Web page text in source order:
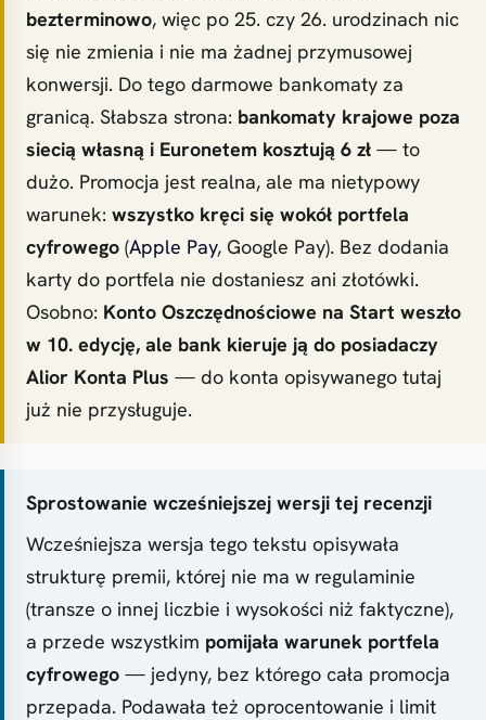
bezterminowo, więc po 25. czy 26. urodzinach nic
się nie zmienia i nie ma żadnej przymusowej
konwersji. Do tego darmowe bankomaty za
granicą. Słabsza strona: bankomaty krajowe poza
siecią własną i Euronetem kosztują 6 zł — to
dużo. Promocja jest realna, ale ma nietypowy
warunek: wszystko kręci się wokół portfela
cyfrowego (Apple Pay, Google Pay). Bez dodania
karty do portfela nie dostaniesz ani złotówki.
Osobno: Konto Oszczędnościowe na Start weszło
w 10. edycję, ale bank kieruje ją do posiadaczy
Alior Konta Plus — do konta opisywanego tutaj
już nie przysługuje.
Sprostowanie wcześniejszej wersji tej recenzji
Wcześniejsza wersja tego tekstu opisywała
strukturę premii, której nie ma w regulaminie
(transze o innej liczbie i wysokości niż faktyczne),
a przede wszystkim pomijała warunek portfela
cyfrowego — jedyny, bez którego cała promocja
przepada. Podawała też oprocentowanie i limit